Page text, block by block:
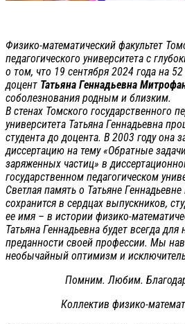
Физико-математический факультет
педагогического университета с
о том, что 19 сентября 2024 года на
доцент Татьяна Геннадьевна
соболезнования родным и близким.
В стенах Томского государственного
университета Татьяна Геннадьевна
студента до доцента. В 2003 году она
диссертацию на тему «Обратные
заряженных частиц» в
государственном педагогическом
Светлая память о Татьяне
сохранится в сердцах выпускников,
ее имя – в истории физико-
Татьяна Геннадьевна будет всегда
преданности своей профессии. Мы
необычайный оптимизм и
Помним. Любим.
Коллектив физико-